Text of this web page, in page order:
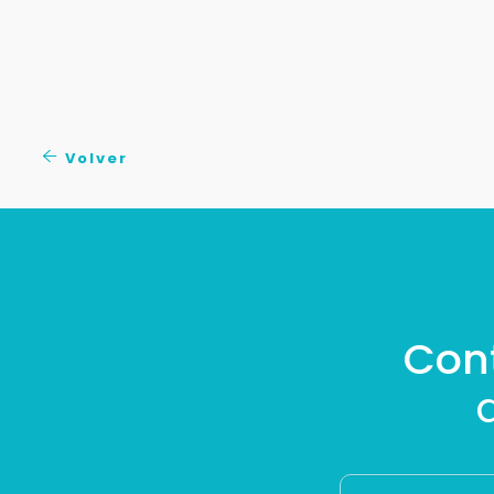
Volver